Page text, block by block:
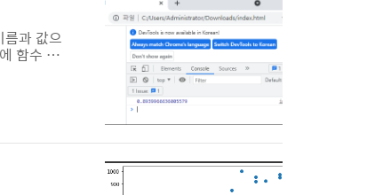
과 값으
함수 자
내용을
라